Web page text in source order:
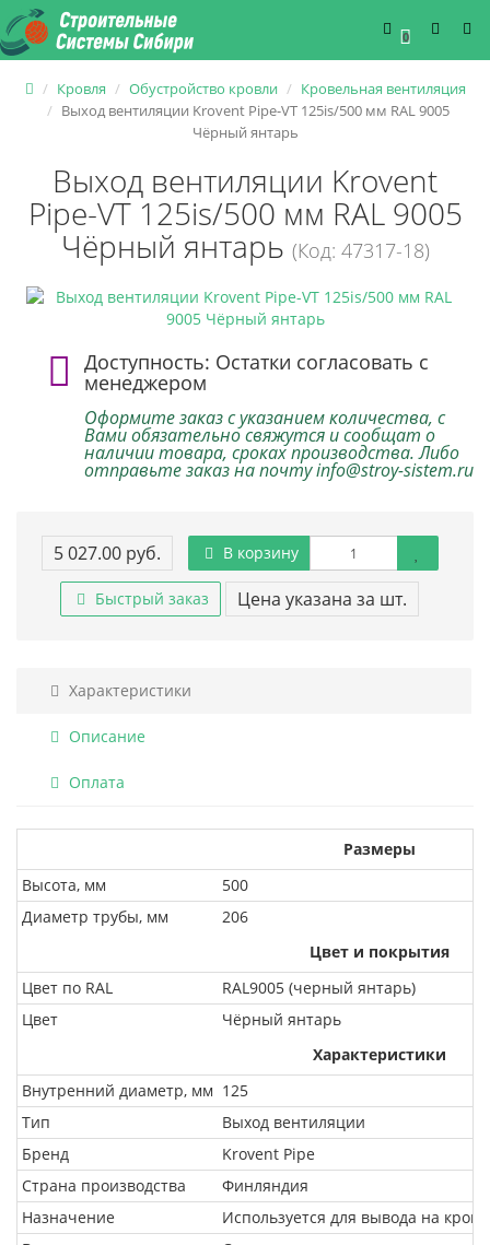
0
Кровля Обустройство кровли
Кровельная вентиляция
Выход вентиляции Krovent Pipe-VT 125is/500 мм RAL 9005
Чёрный янтарь
Выход вентиляции Krovent
Pipe-VT 125is/500 мм RAL 9005
Чёрный янтарь (Код: 47317-18)
Доступность: Остатки согласовать с
менеджером
Оформите заказ с указанием количества, с
Вами обязательно свяжутся и сообщат о
наличии товара, сроках производства. Либо
отправьте заказ на почту info@stroy-sistem.ru
5 027.00 руб. В корзину
Быстрый заказ Цена указана за шт.
Характеристики
Описание
Оплата
Размеры
Высота, мм
500
Диаметр трубы, мм
206
Цвет и покрытия
Цвет по RAL
RAL9005 (черный янтарь)
Цвет
Чёрный янтарь
Характеристики
Внутренний диаметр, мм 125
Тип
Выход вентиляции
Бренд
Krovent Pipe
Страна производства
Финляндия
Назначение
Используется для вывода на